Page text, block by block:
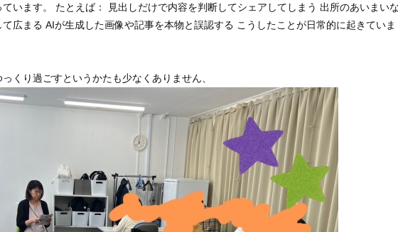
います。 たとえば： 見出しだけで内容を判断してシェアしてしまう 出所のあいまい
広まる AIが生成した画像や記事を本物と誤認する こうしたことが日常的に起きていま
くり過ごすというかたも少なくありません、